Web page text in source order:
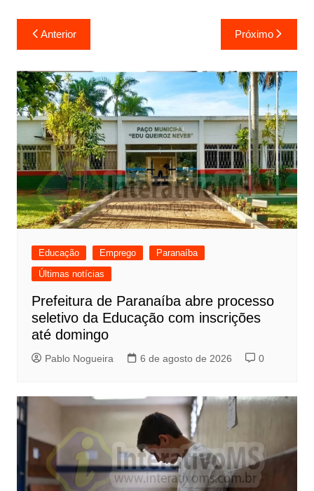
Navegação
de
Post
Anterior Próximo
Educação Emprego
Paranaíba
Últimas notícias
Prefeitura de Paranaíba abre processo
seletivo da Educação com inscrições
até domingo
Pablo Nogueira 6 de agosto de 2026 0